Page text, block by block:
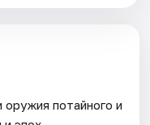
потайного и